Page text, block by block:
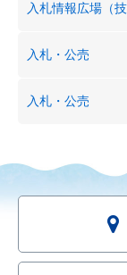
入札情報広場（
入札・公売
入札・公売